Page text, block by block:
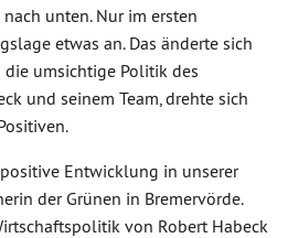
unten. Nur im ersten
etwas an. Das änderte sich
umsichtige Politik des
und seinem Team, drehte sich
Entwicklung in unserer
der Grünen in Bremervörde.
von Robert Habeck